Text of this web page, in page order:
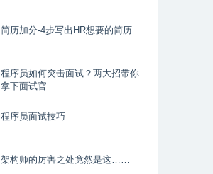
简历加分-4步写出HR想要的简历
程序员如何突击面试？两大招带你
拿下面试官
程序员面试技巧
架构师的厉害之处竟然是这……